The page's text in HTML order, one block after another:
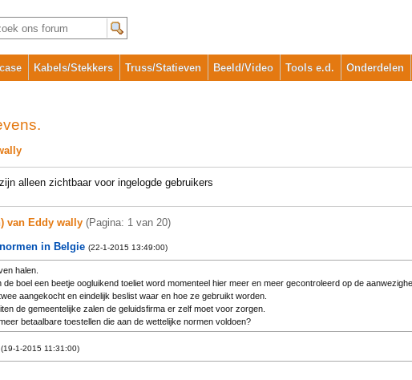
Kabels/Stekkers Truss/Statieven Beeld/Video Tools e.d. Onderdelen
alleen zichtbaar voor ingelogde gebruikers
van Eddy wally (Pagina: 1 van 20)
in Belgie (22-1-2015 13:49:00)
halen.
boel een beetje oogluikend toeliet word momenteel hier meer en meer gecontroleerd op de
aangekocht en eindelijk beslist waar en hoe ze gebruikt worden.
de gemeentelijke zalen de geluidsfirma er zelf moet voor zorgen.
betaalbare toestellen die aan de wettelijke normen voldoen?
(19-1-2015 11:31:00)